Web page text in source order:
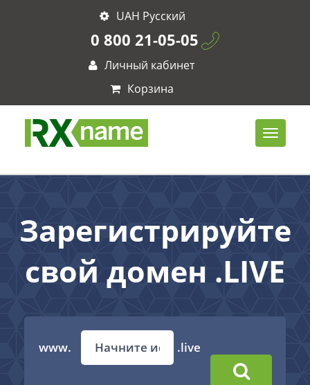
UAH Русский
0 800 21-05-05
Личный кабинет
Корзина
Зарегистрируйте
свой домен .LIVE
www. .live